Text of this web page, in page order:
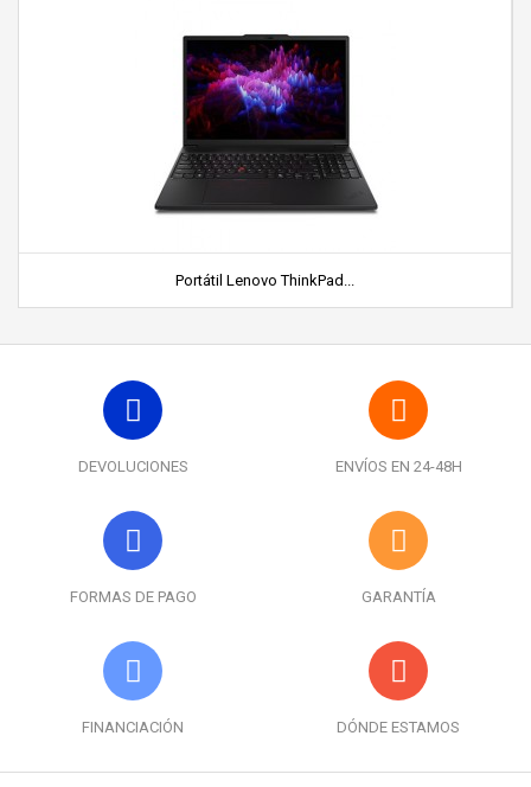
Portátil Lenovo ThinkPad...
DEVOLUCIONES ENVÍOS EN 24-48H
FORMAS DE PAGO GARANTÍA
FINANCIACIÓN DÓNDE ESTAMOS